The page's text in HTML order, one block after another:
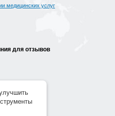
медицинских услуг
для отзывов